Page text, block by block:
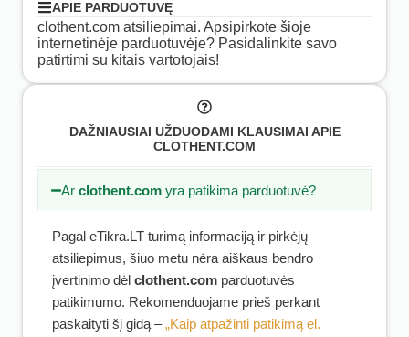
APIE PARDUOTUVĘ
clothent.com atsiliepimai. Apsipirkote šioje
internetinėje parduotuvėje? Pasidalinkite savo
patirtimi su kitais vartotojais!
DAŽNIAUSIAI UŽDUODAMI KLAUSIMAI APIE
CLOTHENT.COM
Arclothent.com yra patikima parduotuvė?
Pagal eTikra.LT turimą informaciją ir pirkėjų
atsiliepimus, šiuo metu nėra aiškaus bendro
įvertinimo dėl clothent.com parduotuvės
patikimumo. Rekomenduojame prieš perkant
paskaityti šį gidą –„Kaip atpažinti patikimą el.